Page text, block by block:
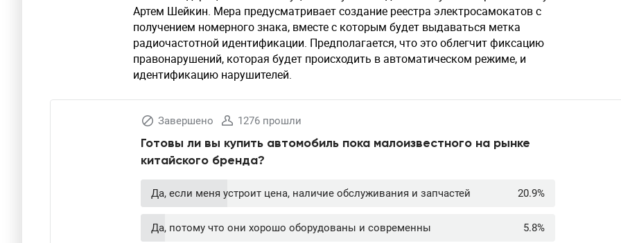
Артем Шейкин. Мера предусматривает создание реестра электросамокатов с
получением номерного знака, вместе с которым будет выдаваться метка
радиочастотной идентификации. Предполагается, что это облегчит фиксацию
правонарушений, которая будет происходить в автоматическом режиме, и
идентификацию нарушителей.